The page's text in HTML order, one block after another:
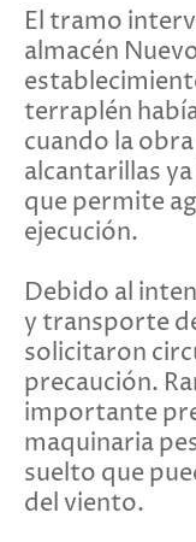
El tramo
almacén
terraplén
cuando la
alcantarillas
que permite
ejecución.
Debido al
y transporte
solicitaron
precaución.
importante
maquinaria
suelto que
del viento.